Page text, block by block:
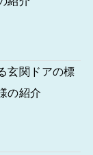
玄関ドアの標
の紹介